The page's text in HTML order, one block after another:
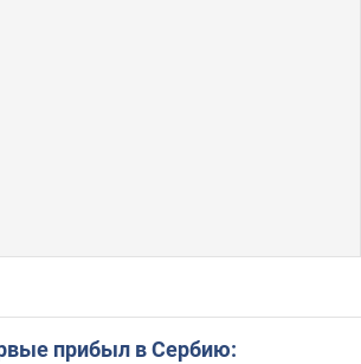
прибыл в Сербию: